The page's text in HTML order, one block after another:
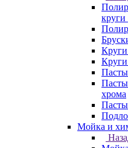
круги
Круги
хрома
Пасты
Мойка и